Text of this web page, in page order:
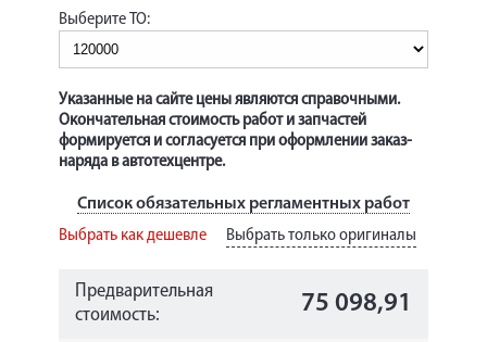
ЗАДАТЬ ВОПРОС
Выберите ТО:
Указанные на сайте цены являются справочными.
Окончательная стоимость работ и запчастей
формируется и согласуется при оформлении заказ-
наряда в автотехцентре.
Список обязательных регламентных работ
Выбрать как дешевле
Выбрать только оригиналы
Предварительная
стоимость:
75 098,91